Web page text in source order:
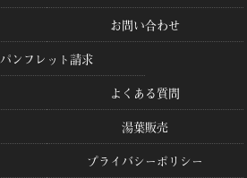
お問い合わせ
パンフレット請求
よくある質問
湯葉販売
プライバシーポリシー